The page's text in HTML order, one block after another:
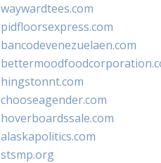
waywardtees.com
pidfloorsexpress.com
bancodevenezuelaen.com
hingstonnt.com
chooseagender.com
hoverboardssale.com
alaskapolitics.com
stsmp.org